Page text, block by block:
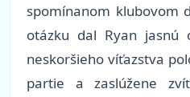
spomínanom klubovom
otázku dal Ryan jasnú
neskoršieho víťazstva
partie a zaslúžene